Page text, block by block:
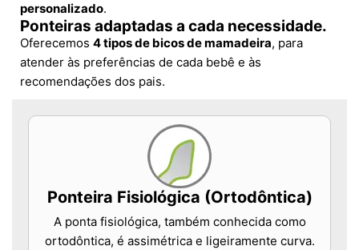
personalizado.
Ponteiras adaptadas a cada necessidade.
Oferecemos 4 tipos de bicos de mamadeira, para
atender às preferências de cada bebê e às
recomendações dos pais.
Ponteira Fisiológica (Ortodôntica)
A ponta fisiológica, também conhecida como
ortodôntica, é assimétrica e ligeiramente curva.